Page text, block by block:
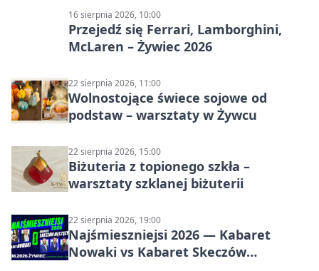
16 sierpnia 2026, 10:00
Przejedź się Ferrari, Lamborghini,
McLaren – Żywiec 2026
22 sierpnia 2026, 11:00
Wolnostojące świece sojowe od
podstaw – warsztaty w Żywcu
22 sierpnia 2026, 15:00
Biżuteria z topionego szkła –
warsztaty szklanej biżuterii
22 sierpnia 2026, 19:00
Najśmieszniejsi 2026 — Kabaret
Nowaki vs Kabaret Skeczów